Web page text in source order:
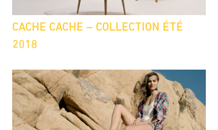
CACHE CACHE – COLLECTION ÉTÉ
2018